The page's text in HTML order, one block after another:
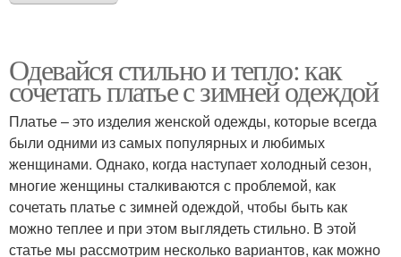
Одевайся стильно и тепло: как
сочетать платье с зимней одеждой
Платье – это изделия женской одежды, которые всегда
были одними из самых популярных и любимых
женщинами. Однако, когда наступает холодный сезон,
многие женщины сталкиваются с проблемой, как
сочетать платье с зимней одеждой, чтобы быть как
можно теплее и при этом выглядеть стильно. В этой
статье мы рассмотрим несколько вариантов, как можно